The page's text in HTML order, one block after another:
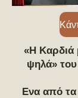
«Η Καρδιά
ψηλά» του
Ενα από τα